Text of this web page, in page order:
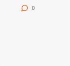
0